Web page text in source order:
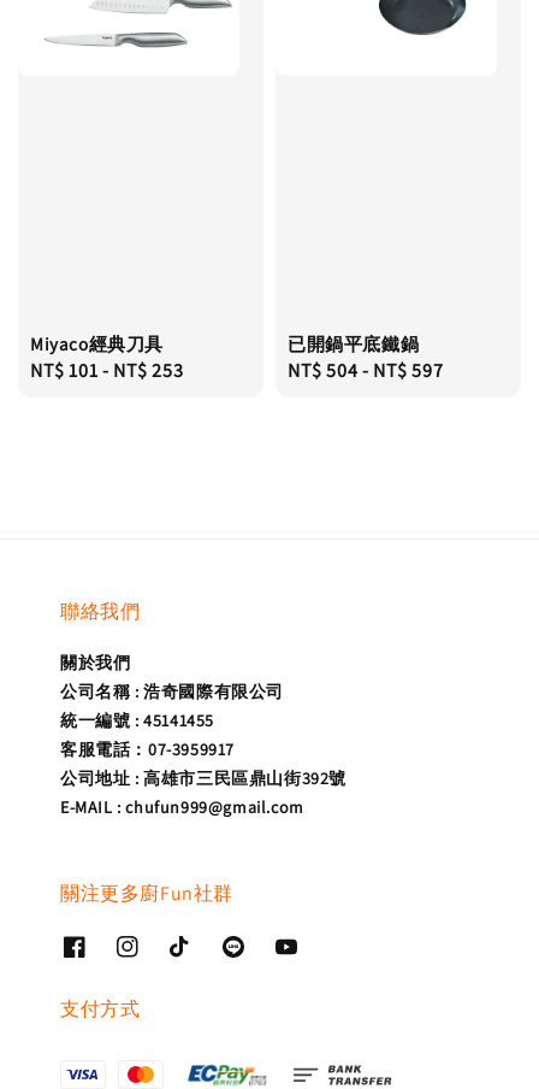
Miyaco經典刀具
Regular
NT$ 101- NT$ 253
已開鍋平底鐵鍋
Regular
NT$ 504- NT$ 597
聯絡我們
關於我們
公司名稱 : 浩奇國際有限公司
統一編號 : 45141455
客服電話：07-3959917
公司地址 : 高雄市三民區鼎山街392號
E-MAIL : chufun999@gmail.com
關注更多廚Fun社群
支付方式